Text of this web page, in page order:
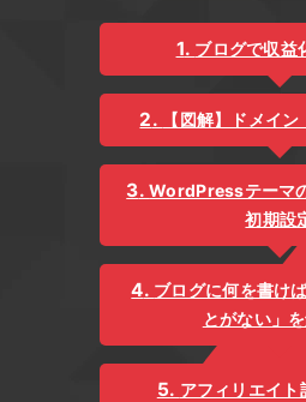
ブログで収益
【図解】ドメイ
WordPressテーマ
初期設
ブログに何を書け
とがない」
アフィリエイト